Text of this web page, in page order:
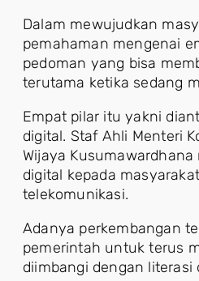
Dalam mewujudkan
pemahaman mengenai
pedoman yang bisa
terutama ketika sedang
Empat pilar itu yakni
digital. Staf Ahli Menteri
Wijaya
digital kepada
telekomunikasi.
Adanya perkembangan
pemerintah untuk terus
diimbangi dengan